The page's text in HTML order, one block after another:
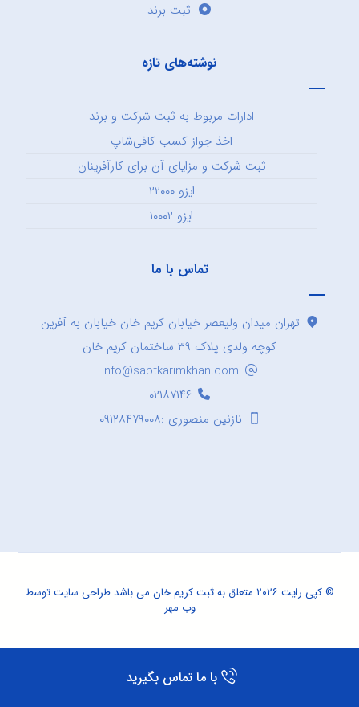
ثبت برند
نوشته‌های تازه
ادارات مربوط به ثبت شرکت و برند
اخذ جواز کسب کافی‌شاپ
ثبت شرکت و مزایای آن برای کارآفرینان
ایزو ۲۲۰۰۰
ایزو ۱۰۰۰۲
تماس با ما
تهران میدان ولیعصر خیابان کریم خان خیابان به آفرین
کوچه ولدی پلاک ۳۹ ساختمان کریم خان
Info@sabtkarimkhan.com
۰۲۱۸۷۱۴۶
نازنین منصوری :۰۹۱۲۸۴۷۹۰۰۸
© کپی رایت ۲۰۲۶ متعلق به ثبت کریم خان می باشد. طراحی سایتتوسط
وب مهر
با ما تماس بگیرید